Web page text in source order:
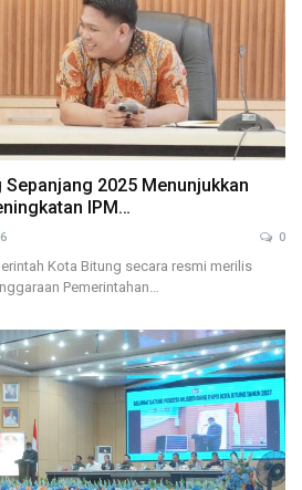
2025 Menunjukkan
IPM…
0
Kota Bitung secara resmi merilis
Pemerintahan…